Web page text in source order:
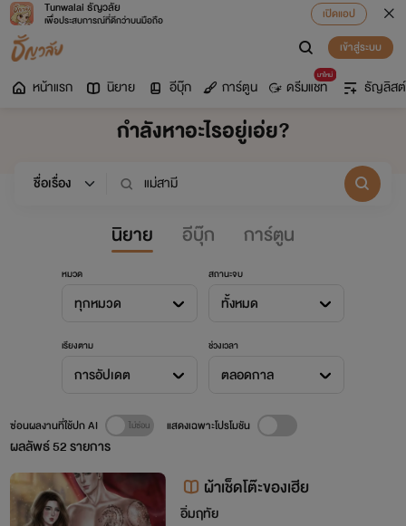
Tunwalai ธัญวลัย
เพื่อประสบการณ์ที่ดีกว่าบนมือถือ
เปิดแอป
เข้าสู่ระบบ
หน้าแรก นิยาย อีบุ๊ก การ์ตูน
มาใหม่
ดรีมแชท ธัญลิสต์
กำลังหาอะไรอยู่เอ่ย?
นิยาย อีบุ๊ก การ์ตูน
หมวด
ทุกหมวด
สถานะจบ
ทั้งหมด
เรียงตาม
การอัปเดต
ช่วงเวลา
ตลอดกาล
ผลลัพธ์52รายการ
ซ่อนผลงานที่ใช้ปก AI แสดงเฉพาะโปรโมชัน
ผ้าเช็ดโต๊ะของเฮีย
อิ่มฤทัย